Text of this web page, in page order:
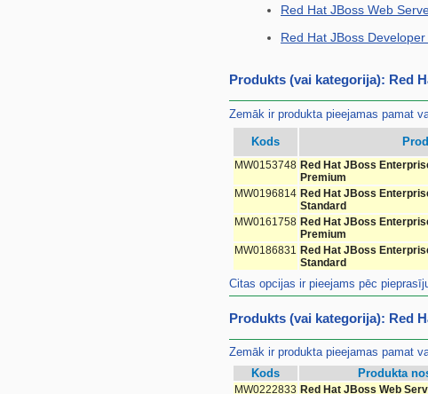
Red Hat JBoss Web
Red Hat JBoss
Produkts (vai kategorija): Red
Zemāk ir produkta pieejamas pamat
Kods
MW0153748 Red Hat JBoss
Premium
MW0196814 Red Hat JBoss
Standard
MW0161758 Red Hat JBoss
Premium
MW0186831 Red Hat JBoss
Standard
Citas opcijas ir pieejams pēc
Produkts (vai kategorija): Red
Zemāk ir produkta pieejamas pamat
Kods
Produkta
MW0222833 Red Hat JBoss Web